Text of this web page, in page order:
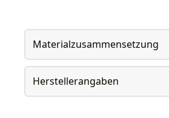
Materialzusammensetzung
Herstellerangaben